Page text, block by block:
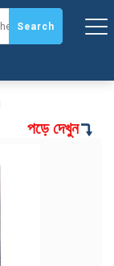
Search
পড়ে দেখুন